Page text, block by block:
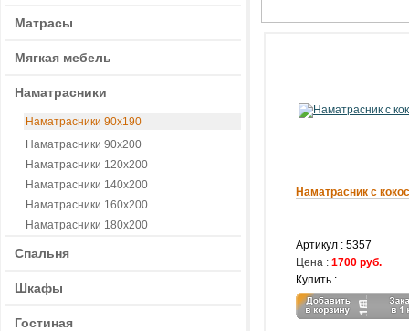
Матрасы
Мягкая мебель
Наматрасники
Наматрасники 90х190
Наматрасники 90х200
Наматрасники 120х200
Наматрасники 140х200
Наматрасники 160х200
Наматрасники 180х200
Спальня
Шкафы
Гостиная
Наматрасник с
Артикул : 5357
Цена : 1700 руб.
Купить :